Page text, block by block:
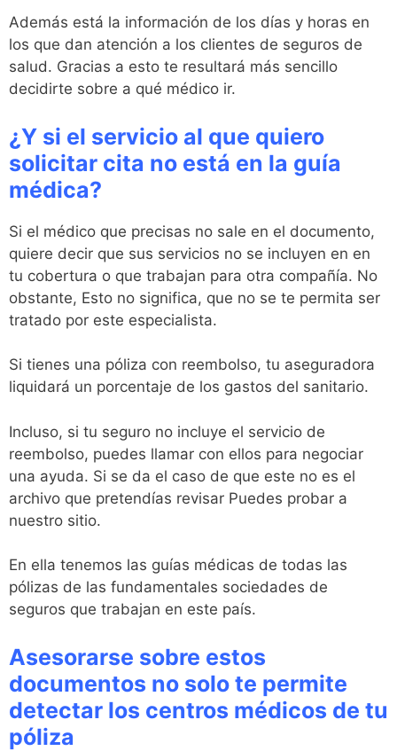
Además está la información de los días y horas en
los que dan atención a los clientes de seguros de
salud. Gracias a esto te resultará más sencillo
decidirte sobre a qué médico ir.
¿Y si el servicio al que quiero
solicitar cita no está en la guía
médica?
Si el médico que precisas no sale en el documento,
quiere decir que sus servicios no se incluyen en en
tu cobertura o que trabajan para otra compañía. No
obstante, Esto no significa, que no se te permita ser
tratado por este especialista.
Si tienes una póliza con reembolso, tu aseguradora
liquidará un porcentaje de los gastos del sanitario.
Incluso, si tu seguro no incluye el servicio de
reembolso, puedes llamar con ellos para negociar
una ayuda. Si se da el caso de que este no es el
archivo que pretendías revisar Puedes probar a
nuestro sitio.
En ella tenemos las guías médicas de todas las
pólizas de las fundamentales sociedades de
seguros que trabajan en este país.
Asesorarse sobre estos
documentos no solo te permite
detectar los centros médicos de tu
póliza